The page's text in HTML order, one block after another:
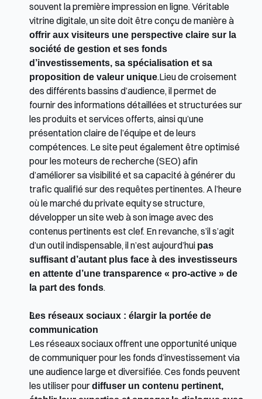
souvent la première impression en ligne. Véritable
offrir aux visiteurs une perspective claire sur la
société de gestion et ses fonds
d’investissements, sa spécialisation et sa
proposition de valeur unique.Lieu de croisement
des différents bassins d’audience, il permet de
fournir des informations détaillées et structurées sur
les produits et services offerts, ainsi qu’une
présentation claire de l’équipe et de leurs
compétences. Le site peut également être optimisé
pour les moteurs de recherche (SEO) afin
d’améliorer sa visibilité et sa capacité à générer du
trafic qualifié sur des requêtes pertinentes. A l’heure
où le marché du private equity se structure,
développer un site web à son image avec des
contenus pertinents est clef. En revanche, s’il s’agit
d’un outil indispensable, il n’est aujourd’hui pas
suffisant d’autant plus face à des investisseurs
en attente d’une transparence « pro-active » de
la part des fonds.
Les réseaux sociaux : élargir la portée de
communication
Les réseaux sociaux offrent une opportunité unique
de communiquer pour les fonds d’investissement via
une audience large et diversifiée. Ces fonds peuvent
les utiliser pour diffuser un contenu pertinent,